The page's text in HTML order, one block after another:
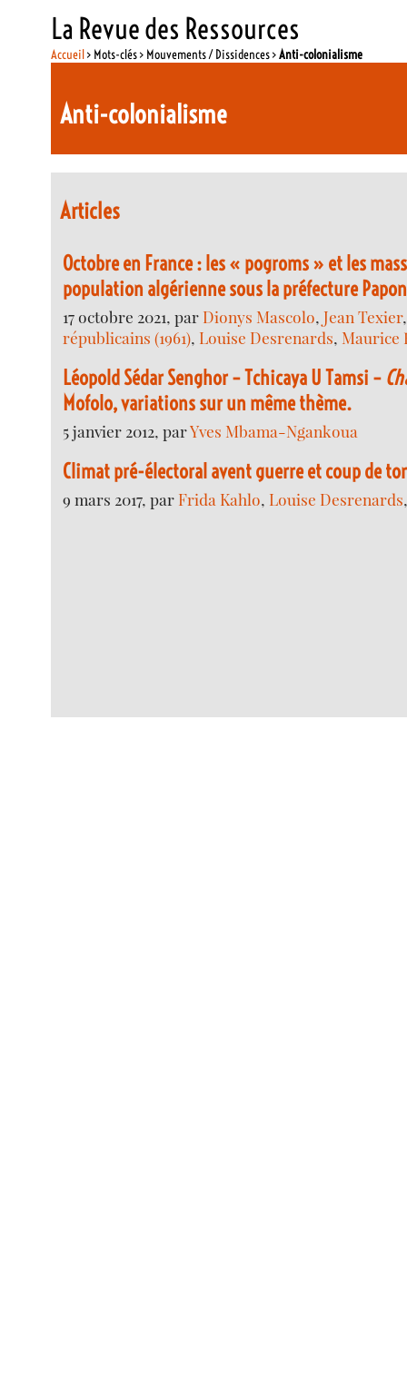
La Revue des Ressources
Accueil> Mots-clés > Mouvements / Dissidences >Anti-colonialisme
Anti-colonialisme
Articles
Octobre en France : les « pogroms » et les
population algérienne sous la préfecture
17 octobre 2021, parDionys Mascolo,Jean Texier
républicains (1961),Louise Desrenards,Maurice
Léopold Sédar Senghor – Tchicaya U Tamsi –
Mofolo, variations sur un même thème.
5 janvier 2012, parYves Mbama-Ngankoua
Climat pré-électoral avent guerre et coup de
9 mars 2017, parFrida Kahlo,Louise Desrenards